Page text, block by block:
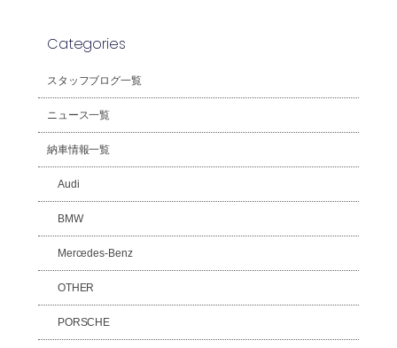
Categories
スタッフブログ一覧
ニュース一覧
納車情報一覧
Audi
BMW
Mercedes-Benz
OTHER
PORSCHE